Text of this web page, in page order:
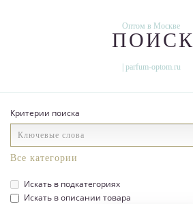
ПОИСК
Критерии поиска
Искать в подкатегориях
Искать в описании товара